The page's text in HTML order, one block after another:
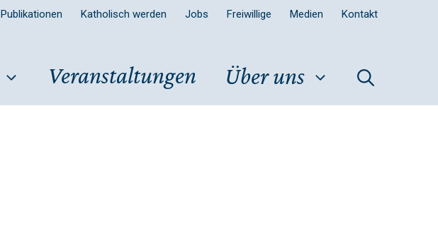
Publikationen Katholisch werden Jobs Freiwillige Medien Kontakt
Veranstaltungen Über uns